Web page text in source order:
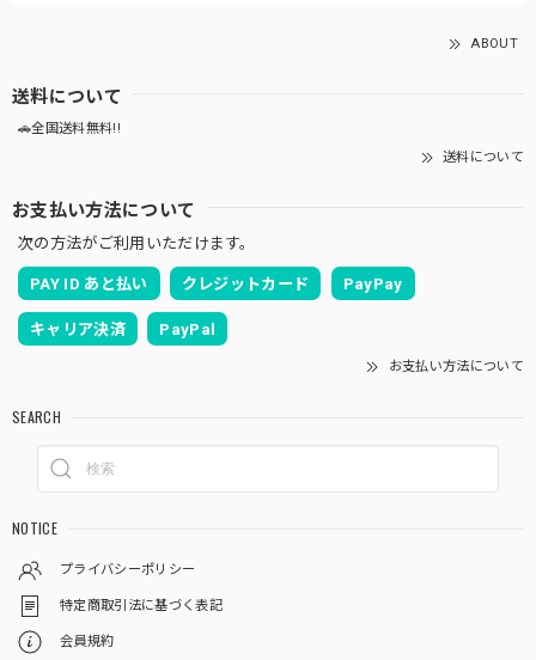
ABOUT
送料について
🚗全国送料無料!!
送料について
お支払い方法について
次の方法がご利用いただけます。
PAY ID あと払い クレジットカード PayPay
キャリア決済 PayPal
お支払い方法について
SEARCH
NOTICE
プライバシーポリシー
特定商取引法に基づく表記
会員規約